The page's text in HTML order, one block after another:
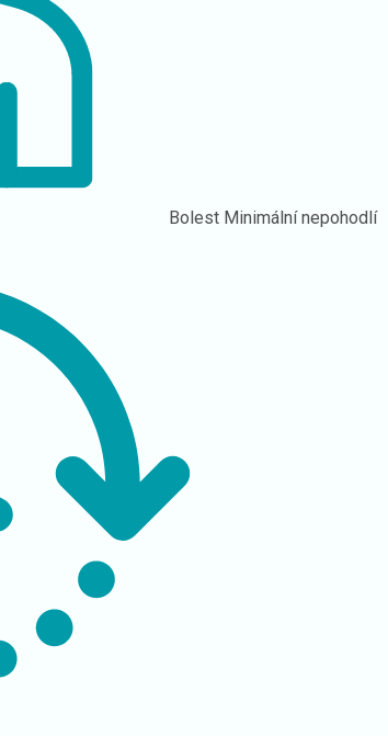
Bolest Minimální nepohodlí